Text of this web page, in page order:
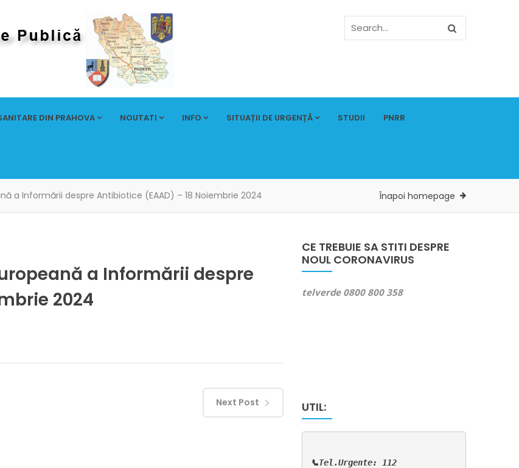
DIN PRAHOVA NOUTATI INFO SITUAȚII DE URGENȚĂ STUDII PNRR
a Informării despre Antibiotice (EAAD) – 18 Noiembrie 2024 Înapoi homepage
a Informării despre
2024
Next Post
CE TREBUIE SA STITI DESPRE
NOUL CORONAVIRUS
telverde 0800 800 358
UTIL:
📞Tel.Urgente: 112